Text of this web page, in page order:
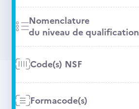
Nomenclature
du niveau de qualification
Code(s) NSF
Formacode(s)